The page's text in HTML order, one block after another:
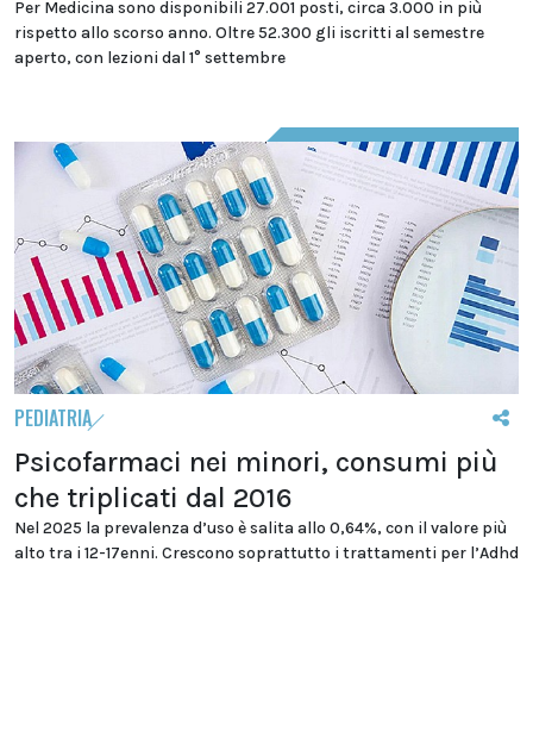
Per Medicina sono disponibili 27.001 posti, circa 3.000 in più
rispetto allo scorso anno. Oltre 52.300 gli iscritti al semestre
aperto, con lezioni dal 1° settembre
PEDIATRIA
Psicofarmaci nei minori, consumi più
che triplicati dal 2016
Nel 2025 la prevalenza d’uso è salita allo 0,64%, con il valore più
alto tra i 12-17enni. Crescono soprattutto i trattamenti per l’Adhd